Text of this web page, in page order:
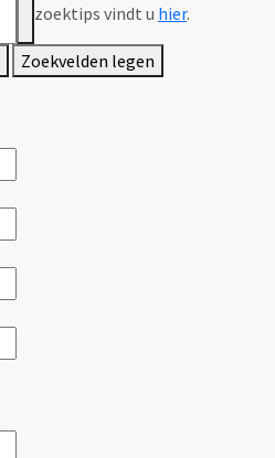
zoektips vindt u hier.
Zoekvelden legen